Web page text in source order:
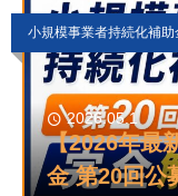
された情報をもとに
小規模事業者持続化補助
2026.05.1
【2026年最
金 第20回公